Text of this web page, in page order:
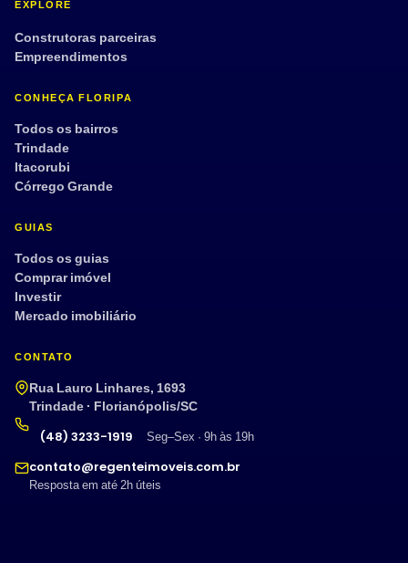
EXPLORE
Construtoras parceiras
Empreendimentos
CONHEÇA FLORIPA
Todos os bairros
Trindade
Itacorubi
Córrego Grande
GUIAS
Todos os guias
Comprar imóvel
Investir
Mercado imobiliário
CONTATO
Rua Lauro Linhares, 1693
Trindade · Florianópolis/SC
(48) 3233-1919
Seg–Sex · 9h às 19h
contato@regenteimoveis.com.br
Resposta em até 2h úteis